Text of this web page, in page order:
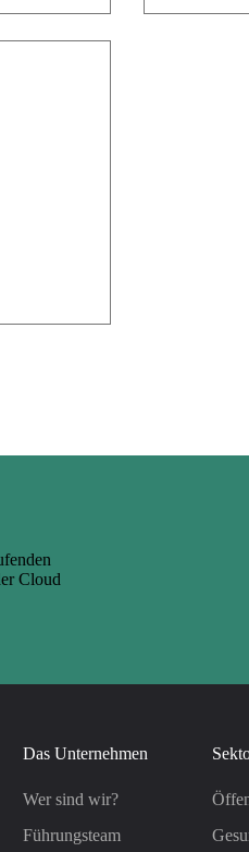
Cloud
Das Unternehmen
Wer sind wir?
Führungsteam